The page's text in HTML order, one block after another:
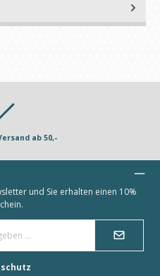
ab 50,-
und Sie erhalten einen 10%